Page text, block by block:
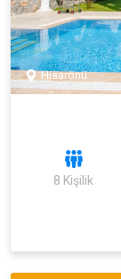
Hisarönü
8 Kişilik